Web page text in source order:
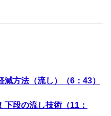
方法（流し）（6：43）
段の流し技術（11：